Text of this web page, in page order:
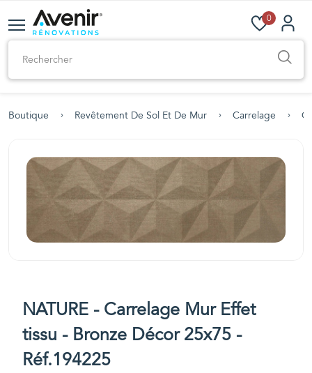
0
Boutique Revêtement De Sol Et De Mur Carrelage
NATURE - Carrelage Mur Effet
tissu - Bronze Décor 25x75 -
Réf.194225